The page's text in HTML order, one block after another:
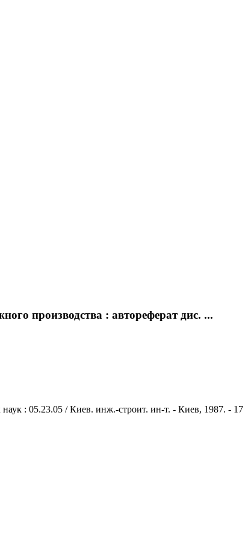
производства : автореферат дис. ...
: 05.23.05 / Киев. инж.-строит. ин-т. - Киев, 1987. - 17